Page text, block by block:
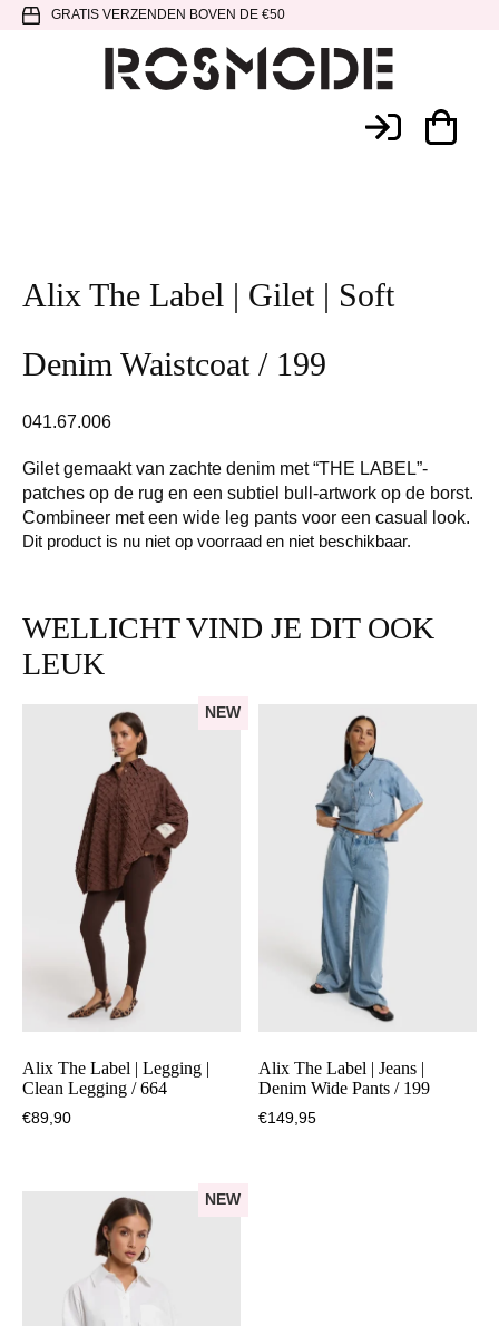
Spring
hoofdnavigatie
Door
SpringGRATIS VERZENDEN BOVEN DE €50
Alix The Label | Gilet | Soft
Denim Waistcoat / 199
041.67.006
Gilet gemaakt van zachte denim met “THE LABEL”-
patches op de rug en een subtiel bull-artwork op de borst.
Combineer met een wide leg pants voor een casual look.
Dit product is nu niet op voorraad en niet beschikbaar.
WELLICHT VIND JE DIT OOK
LEUK
NEW
Alix The Label | Legging |
Clean Legging / 664
€89,90
Alix The Label | Jeans |
Denim Wide Pants / 199
€149,95
NEW